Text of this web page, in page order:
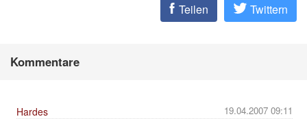
Teilen Twittern
Kommentare
19.04.2007 09:11
Hardes